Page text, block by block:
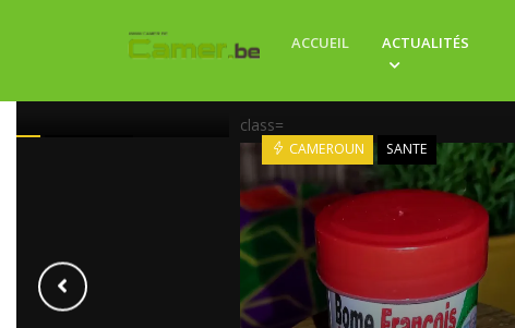
ACCUEIL ACTUALITÉS
BACK HOME 2026 :
TEND LA
class=
CAMEROUN SANTE